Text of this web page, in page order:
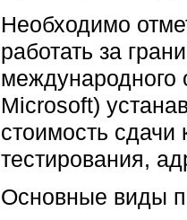
Необходимо
работать за
международного
Microsoft)
стоимость сдачи
тестирования,
Основные виды